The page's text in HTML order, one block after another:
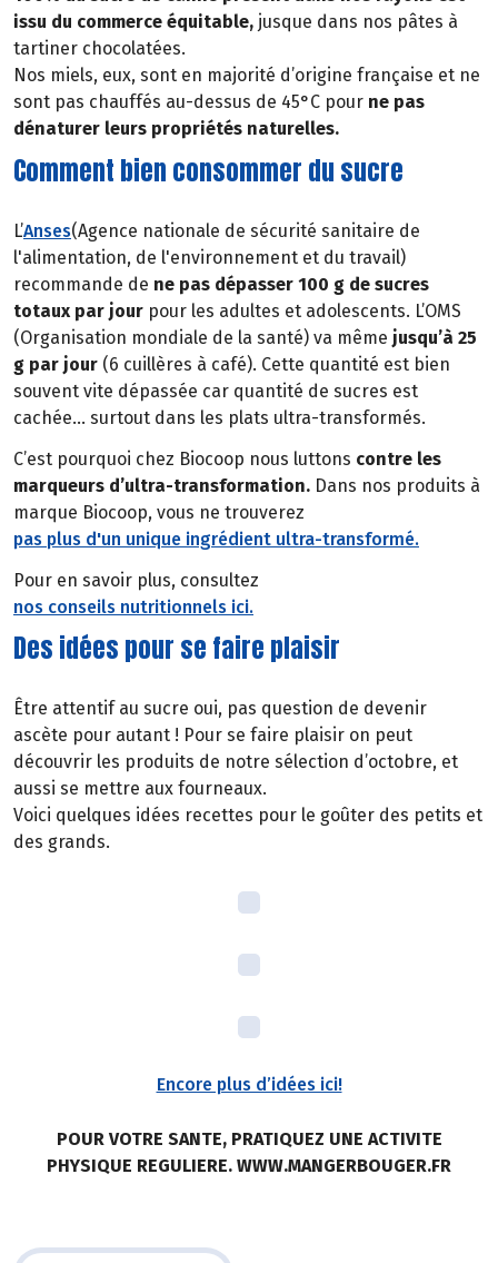
issu du commerce équitable, jusque dans nos pâtes à
tartiner chocolatées.
Nos miels, eux, sont en majorité d’origine française et ne
sont pas chauffés au-dessus de 45°C pour ne pas
dénaturer leurs propriétés naturelles.
Comment bien consommer du sucre
L’Anses(Agence nationale de sécurité sanitaire de
l'alimentation, de l'environnement et du travail)
recommande de ne pas dépasser 100 g de sucres
totaux par jour pour les adultes et adolescents. L’OMS
(Organisation mondiale de la santé) va même jusqu’à 25
g par jour (6 cuillères à café). Cette quantité est bien
souvent vite dépassée car quantité de sucres est
cachée… surtout dans les plats ultra-transformés.
C’est pourquoi chez Biocoop nous luttons contre les
marqueurs d’ultra-transformation. Dans nos produits à
marque Biocoop, vous ne trouverez
pas plus d'un unique ingrédient ultra-transformé.
Pour en savoir plus, consultez
nos conseils nutritionnels ici.
Des idées pour se faire plaisir
Être attentif au sucre oui, pas question de devenir
ascète pour autant ! Pour se faire plaisir on peut
découvrir les produits de notre sélection d’octobre, et
aussi se mettre aux fourneaux.
Voici quelques idées recettes pour le goûter des petits et
des grands.
Encore plus d’idées ici!
POUR VOTRE SANTE, PRATIQUEZ UNE ACTIVITE
PHYSIQUE REGULIERE. WWW.MANGERBOUGER.FR